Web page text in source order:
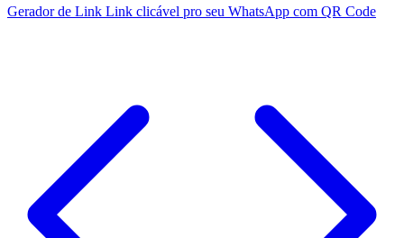
Gerador de Link Link clicável pro seu WhatsApp com QR Code